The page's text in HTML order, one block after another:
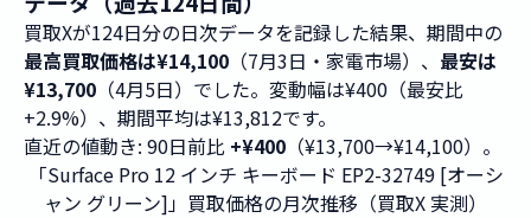
買取Xが124日分の日次データを記録した結果、期間中の
最高買取価格は¥14,100 （7月3日・家電市場）、 最安は
¥13,700 （4月5日）でした。変動幅は¥400（最安比
+2.9%）、期間平均は¥13,812です。
直近の値動き: 90日前比 +¥400 （¥13,700→¥14,100）。
「Surface Pro 12 インチ キーボード EP2-32749 [オーシ
ャン グリーン]」買取価格の月次推移（買取X 実測）